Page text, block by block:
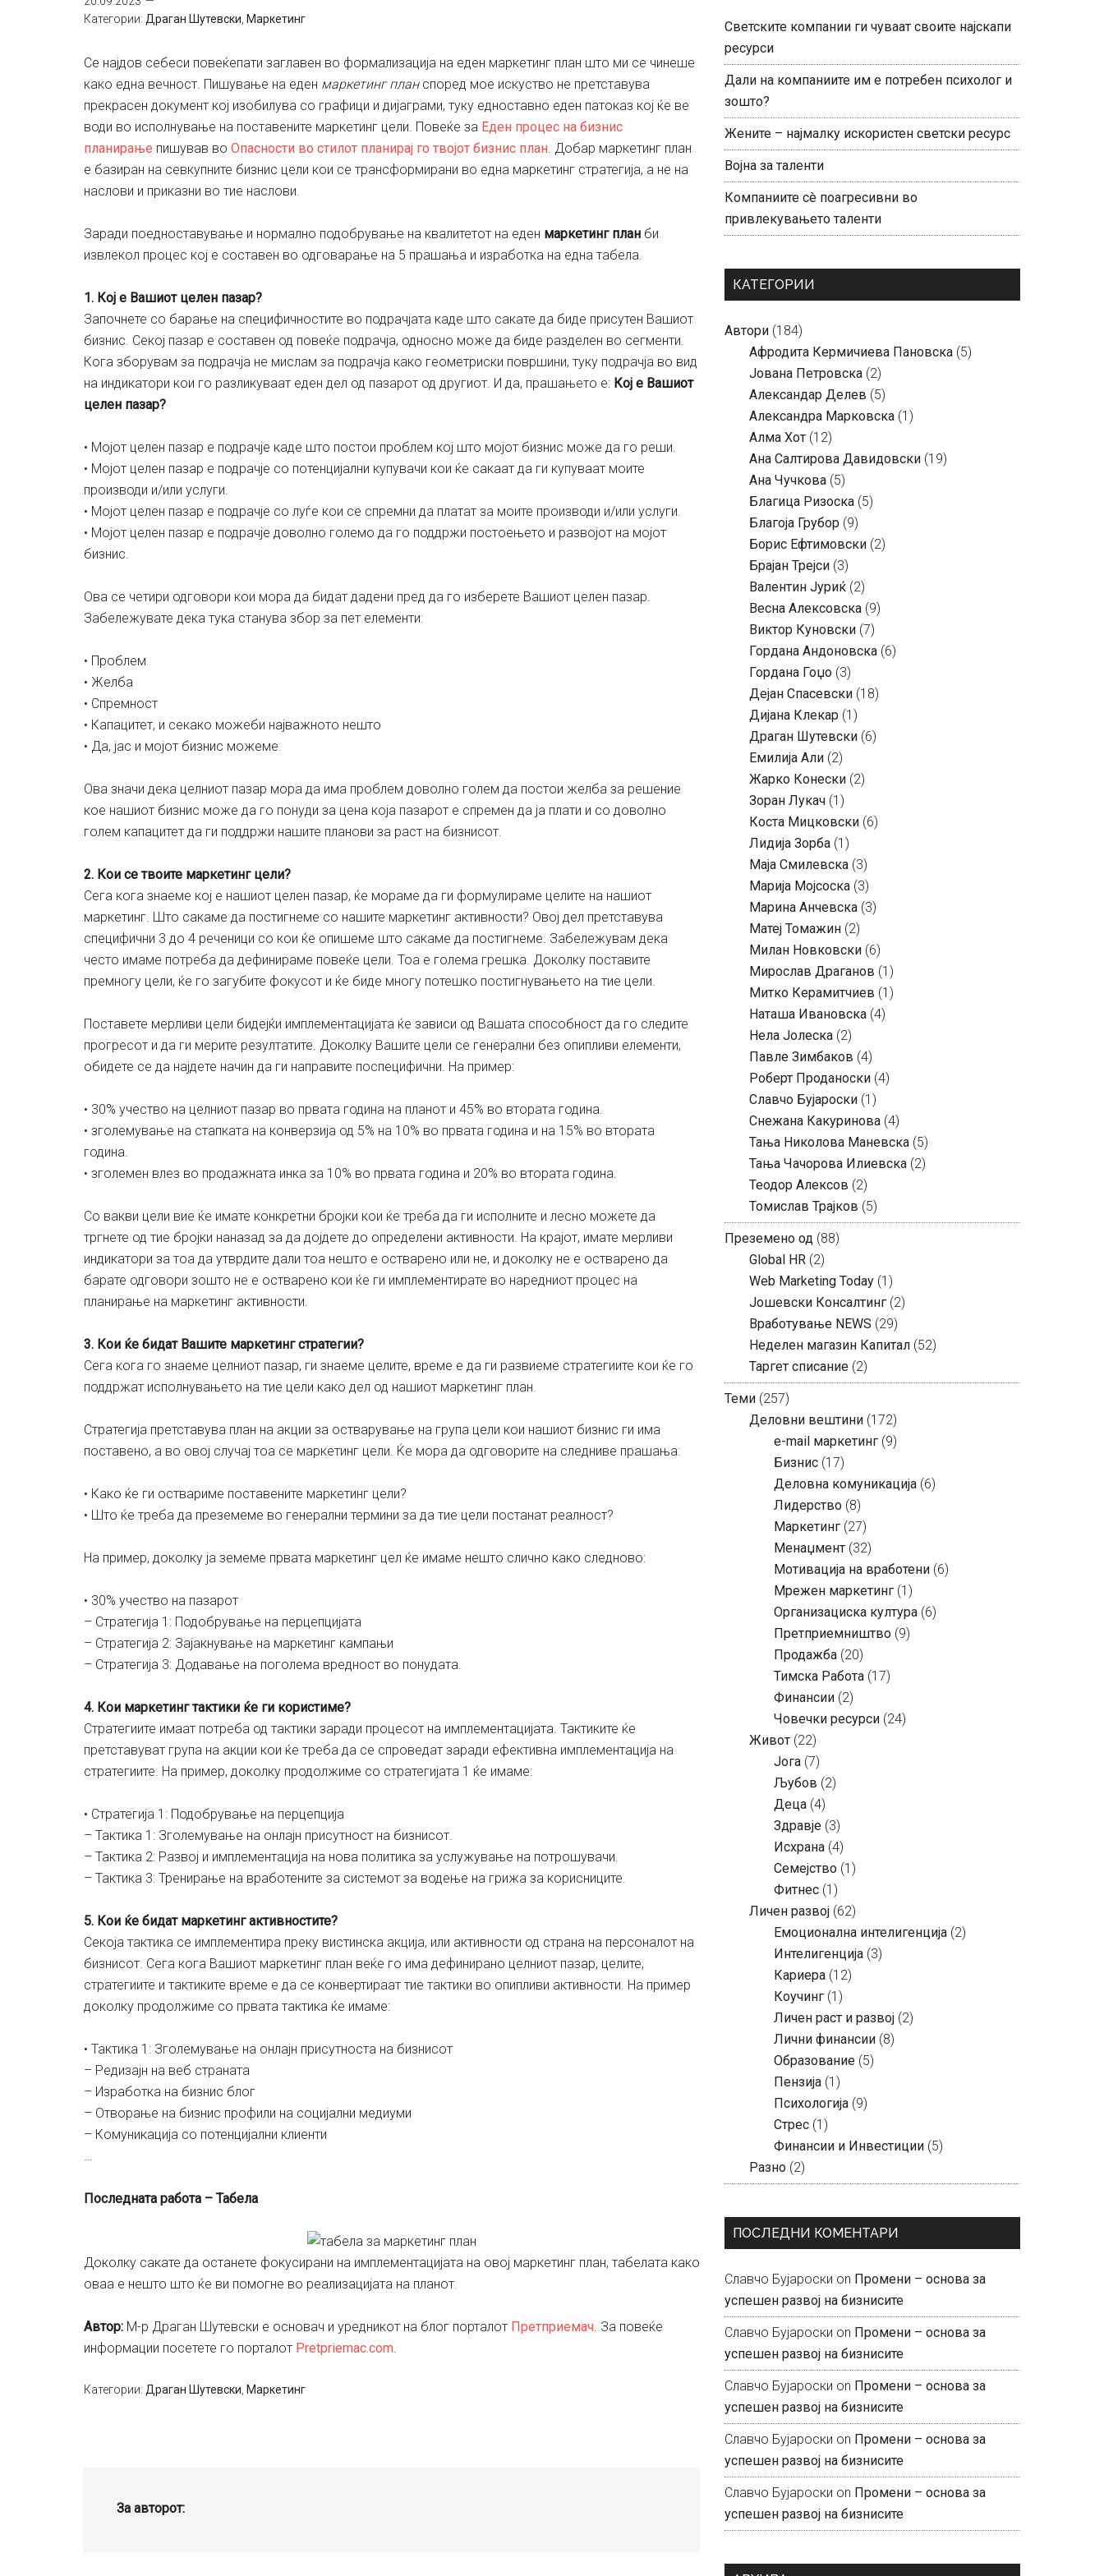
Категории: Драган Шутевски Маркетинг
Се најдов себеси повеќепати заглавен во формализација на еден маркетинг план што ми се чинеше
како една вечност. Пишување на еден маркетинг плaнспоред мое искуство не претставува
прекрасен документ кој изобилува со графици и дијаграми, туку едноставно еден патоказ кој ќе ве
води во исполнување на поставените маркетинг цели. Повеќе за Eден процес на бизнис
планирање пишував во Опасности во стилот планирај го твојот бизнис план. Добар маркетинг план
е базиран на севкупните бизнис цели кои се трансформирани во една маркетинг стратегија, а не на
наслови и приказни во тие наслови.
Заради поедноставување и нормално подобрување на квалитетот на еден маркетинг план би
извлекол процес кој е составен во одговарање на 5 прашања и изработка на една табела.
1. Кој е Вашиот целен пазар?
Започнете со барање на специфичностите во подрачјата каде што сакате да биде присутен Вашиот
бизнис. Секој пазар е составен од повеќе подрачја, односно може да биде разделен во сегменти.
Кога зборувам за подрачја не мислам за подрачја како геометриски површини, туку подрачја во вид
на индикатори кои го разликувaат еден дел од пазарот од другиот. И да, прашањето е: Кој е Вашиот
целен пазар?
• Мојот целен пазар е подрачје каде што постои проблем кој што мојот бизнис може да го реши.
• Мојот целен пазар е подрачје со потенцијални купувачи кои ќе сакаат да ги купуваат моите
производи и/или услуги.
• Мојот целен пазар е подрачје со луѓе кои се спремни да платат за моите производи и/или услуги.
• Мојот целен пазар е подрачје доволно големо да го поддржи постоењето и развојот на мојот
бизнис.
Ова се четири одговори кои мора дa бидат дадени пред да го изберете Вашиот целен пазар.
Забележувате дека тука станува збор за пет елементи:
• Проблем
• Желба
• Спремност
• Капацитет, и секако можеби најважното нешто
• Да, јас и мојот бизнис можеме.
Ова значи дека целниот пазар мора да има проблем доволно голем да постои желба за решение
кое нашиот бизнис може да го понуди за цена која пазарот е спремен да ја плати и со доволно
голем капацитет да ги поддржи нашите планови за раст на бизнисот.
2. Кои се твоите маркетинг цели?
Сега кога знаеме кој е нашиот целен пазар, ќе мораме да ги формулираме целите на нашиот
маркетинг. Што сакаме да постигнеме со нашите маркетинг активности? Овој дел претставува
специфични 3 до 4 реченици со кои ќе опишеме што сакаме да постигнеме. Забележувам дека
често имаме потреба да дефинираме повеќе цели. Тоа е голема грешка. Доколку поставите
премногу цели, ќе го загубите фокусот и ќе биде многу потешко постигнувањето на тие цели.
Поставете мерливи цели бидејќи имплементацијата ќе зависи од Вашата способност да го следите
прогресот и да ги мерите резултатите. Доколку Вашите цели се генерални без опипливи елементи,
обидете се да најдете начин да ги направите поспецифични. На пример:
• 30% учество на целниот пазар во првата година на плaнот и 45% во втората година.
• зголемување на стaпката на конверзија од 5% на 10% во првата година и на 15% во втората
година.
• зголемен влез во продажната инка за 10% во првата година и 20% во втората година.
Со вакви цели вие ќе имате конкретни бројки кои ќе треба да ги исполните и лесно можете да
тргнете од тие бројки наназад за да дојдете до определени активности. На крајот, имате мерливи
индикатори за тоа да утврдите дали тоа нешто е остварено или не, и доколку не е остварено да
барате одговори зошто не е остварено кои ќе ги имплементирате во наредниот процес на
планирање на маркетинг активности.
3. Кои ќе бидат Вашите маркетинг стратегии?
Сега кога го знаеме целниот пазар, ги знаеме целите, време е да ги развиеме стратегиите кои ќе го
поддржат исполнувањето на тие цели како дел од нашиот маркетинг план.
Стратегија претставува план на акции за остварување на група цели кои нашиот бизнис ги има
поставено, а во овој случај тоа се маркетинг цели. Ќе мора да одговорите на следниве прашања:
• Како ќе ги оствариме поставените маркетинг цели?
• Што ќе треба да преземеме во генерални термини за да тие цели постанат реалност?
На пример, доколку ја земеме првата маркетинг цел ќе имаме нешто слично како следново:
• 30% учество на пазарот
– Стратегија 1: Подобрување на перцепцијата
– Стратегија 2: Зајакнување на маркетинг кампањи
– Стратегија 3: Додавање на поголема вредност во понудата.
4. Кои маркетинг тактики ќе ги користиме?
Стратегиите имаат потреба од тактики заради процесот на имплементацијата. Тактиките ќе
претставуват група на акции кои ќе треба да се спроведат заради ефективна имплементација на
стратегиите. На пример, доколку продолжиме со стратегијата 1 ќе имаме:
• Стратегија 1: Подобрување на перцепција
– Тактика 1: Зголемување на онлајн присутност на бизнисот.
– Тактика 2: Развој и имплементација на нова политика за услужување на потрошувачи.
– Тактика 3: Тренирање на вработените за системот за водење на грижа за корисниците.
5. Кои ќе бидат маркетинг активностите?
Секоја тактика се имплементира преку вистинска акција, или активности од страна на персоналот на
бизнисот. Сега кога Вашиот маркетинг план веќе го има дефинирано целниот пазар, целите,
стратегиите и тактиките време е да се конвертираат тие тактики во опипливи активности. На пример
доколку продолжиме со првата тактика ќе имаме:
• Тактика 1: Зголемување на онлајн присутноста на бизнисот
– Редизајн на веб страната
– Изработка на бизнис блог
– Отворање на бизнис профили на социјални медиуми
– Комуникација со потенцијални клиенти
…
Последната работа – Табела
Доколку сакате да останете фокусирани на имплементацијата на овој маркетинг план, табелата како
оваа е нешто што ќе ви помогне во реализацијата на планот.
Aвтор: М-р Драган Шутевски е основач и уредникот на блог порталот Претприемач. За повеќе
информации посетете го порталот Pretpriemac.com.
Категории: Драган Шутевски Маркетинг
За авторот:
Светските компании ги чуваат своите најскапи
ресурси
Дали на компаниите им е потребен психолог и
зошто?
Жените – најмалку искористен светски ресурс
Војна за таленти
Компаниите сè поагресивни во
привлекувањето таленти
КАТЕГОРИИ
Автори (184)
Aфродита Кермичиева Пановска (5)
Јована Петровска (2)
Александар Делев (5)
Александра Марковска (1)
Алма Хот (12)
Ана Салтирова Давидовски (19)
Ана Чучкова (5)
Благица Ризоска (5)
Благоја Грубор (9)
Борис Ефтимовски (2)
Брајан Трејси (3)
Валентин Јуриќ (2)
Весна Алексовска (9)
Виктор Куновски (7)
Гордана Андоновска (6)
Гордана Гоџо (3)
Дејан Спасевски (18)
Дијана Клекар (1)
Драган Шутевски (6)
Емилија Али (2)
Жарко Конески (2)
Зоран Лукач (1)
Коста Мицковски (6)
Лидија Зорба (1)
Маја Смилевска (3)
Марија Мојсоска (3)
Марина Анчевска (3)
Матеј Томажин (2)
Милан Новковски (6)
Мирослав Драганов (1)
Митко Керамитчиев (1)
Наташа Ивановска (4)
Нела Јолеска (2)
Павле Зимбаков (4)
Роберт Проданоски (4)
Славчо Бујароски (1)
Снежана Какуринова (4)
Тања Николова Маневска (5)
Тања Чачорова Илиевска (2)
Теодор Алексов (2)
Томислав Трајков (5)
Преземено од (88)
Global HR (2)
Web Marketing Today (1)
Јошевски Консалтинг (2)
Вработување NEWS (29)
Неделен магазин Капитал (52)
Таргет списание (2)
Теми (257)
Деловни вештини (172)
e-mail маркетинг (9)
Бизнис (17)
Деловна комуникација (6)
Лидерство (8)
Маркетинг (27)
Менаџмент (32)
Мотивација на вработени (6)
Мрежен маркетинг (1)
Организациска култура (6)
Претприемништво (9)
Продажба (20)
Тимска Работа (17)
Финансии (2)
Човечки ресурси (24)
Живот (22)
Јога (7)
Љубов (2)
Деца (4)
Здравје (3)
Исхрана (4)
Семејство (1)
Фитнес (1)
Личен развој (62)
Емоционална интелигенција (2)
Интелигенција (3)
Кариера (12)
Коучинг (1)
Личен раст и развој (2)
Лични финансии (8)
Образование (5)
Пензија (1)
Психологија (9)
Стрес (1)
Финансии и Инвестиции (5)
Разно (2)
ПОСЛЕДНИ КОМЕНТАРИ
Славчо Бујароски on Промени – основа за
успешен развој на бизнисите
Славчо Бујароски on Промени – основа за
успешен развој на бизнисите
Славчо Бујароски on Промени – основа за
успешен развој на бизнисите
Славчо Бујароски on Промени – основа за
успешен развој на бизнисите
Славчо Бујароски on Промени – основа за
успешен развој на бизнисите